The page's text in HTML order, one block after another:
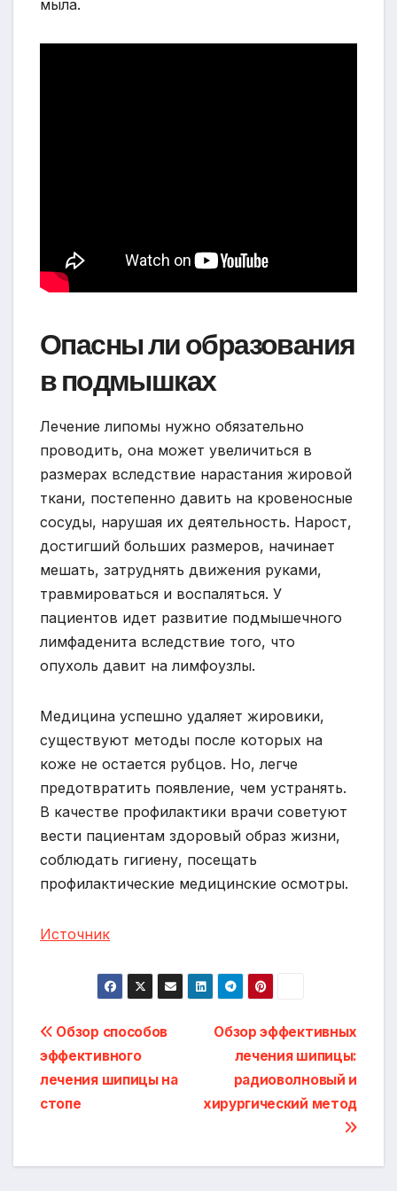
мыла.
Опасны ли образования
в подмышках
Лечение липомы нужно обязательно
проводить, она может увеличиться в
размерах вследствие нарастания жировой
ткани, постепенно давить на кровеносные
сосуды, нарушая их деятельность. Нарост,
достигший больших размеров, начинает
мешать, затруднять движения руками,
травмироваться и воспаляться. У
пациентов идет развитие подмышечного
лимфаденита вследствие того, что
опухоль давит на лимфоузлы.
Медицина успешно удаляет жировики,
существуют методы после которых на
коже не остается рубцов. Но, легче
предотвратить появление, чем устранять.
В качестве профилактики врачи советуют
вести пациентам здоровый образ жизни,
соблюдать гигиену, посещать
профилактические медицинские осмотры.
Источник
Навигация
по
записям
Обзор эффективных
лечения шипицы:
радиоволновый и
хирургический метод
Обзор способов
эффективного
лечения шипицы на
стопе